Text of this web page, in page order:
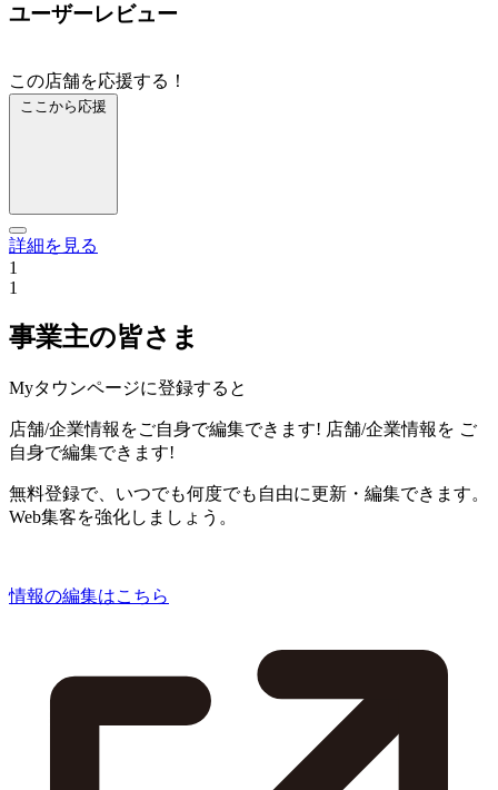
ユーザーレビュー
この店舗を応援する！
ここから応援
詳細を見る
1
1
事業主の皆さま
Myタウンページに登録すると
店舗/企業情報をご自身で編集できます! 店舗/企業情報を ご
自身で編集できます!
無料登録で、いつでも何度でも自由に更新・編集できます。
Web集客を強化しましょう。
情報の編集はこちら